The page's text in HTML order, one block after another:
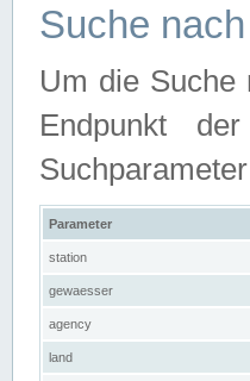
Suche
Um die Suche
Endpunkt
Parameter
station
gewaesser
agency
land